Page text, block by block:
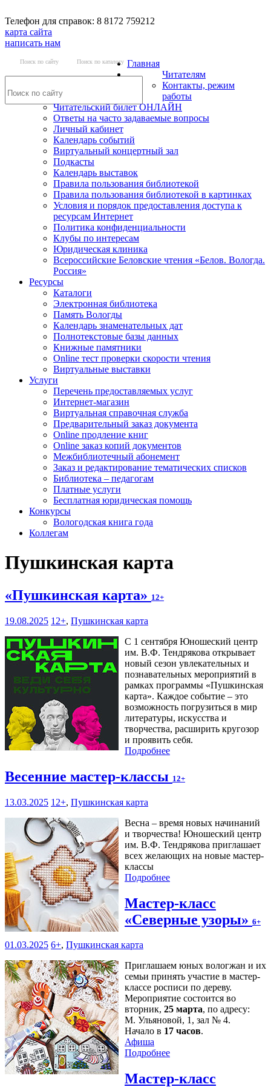
Телефон для справок: 8 8172 759212
карта сайта
написать нам
Поиск по сайту Поиск по каталогу Главная
Читателям
Контакты, режим
работы
Читательский билет ОНЛАЙН
Ответы на часто задаваемые вопросы
Личный кабинет
Календарь событий
Виртуальный концертный зал
Подкасты
Календарь выставок
Правила пользования библиотекой
Правила пользования библиотекой в картинках
Условия и порядок предоставления доступа к
ресурсам Интернет
Политика конфиденциальности
Клубы по интересам
Юридическая клиника
Всероссийские Беловские чтения «Белов. Вологда.
Россия»
Ресурсы
Каталоги
Электронная библиотека
Память Вологды
Календарь знаменательных дат
Полнотекстовые базы данных
Книжные памятники
Online тест проверки скорости чтения
Виртуальные выставки
Услуги
Перечень предоставляемых услуг
Интернет-магазин
Виртуальная справочная служба
Предварительный заказ документа
Online продление книг
Online заказ копий документов
Межбиблиотечный абонемент
Заказ и редактирование тематических списков
Библиотека – педагогам
Платные услуги
Бесплатная юридическая помощь
Конкурсы
Вологодская книга года
Коллегам
Пушкинская карта
«Пушкинская карта» 12+
19.08.2025 12+, Пушкинская карта
С 1 сентября Юношеский центр
им. В.Ф. Тендрякова открывает
новый сезон увлекательных и
познавательных мероприятий в
рамках программы «Пушкинская
карта». Каждое событие – это
возможность погрузиться в мир
литературы, искусства и
творчества, расширить кругозор
и проявить себя.
Подробнее
Весенние мастер-классы 12+
13.03.2025 12+, Пушкинская карта
Весна – время новых начинаний
и творчества! Юношеский центр
им. В.Ф. Тендрякова приглашает
всех желающих на новые мастер-
классы
Подробнее
Мастер-класс
«Северные узоры» 6+
01.03.2025 6+, Пушкинская карта
Приглашаем юных вологжан и их
семьи принять участие в мастер-
классе росписи по дереву.
Мероприятие состоится во
вторник, 25 марта, по адресу:
М. Ульяновой, 1, зал № 4.
Начало в 17 часов.
Афиша
Подробнее
Мастер-класс